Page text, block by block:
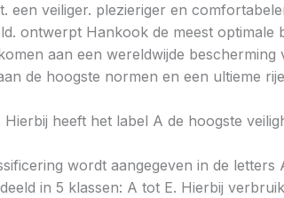
veiliger. plezieriger en
ontwerpt Hankook de meest optimale
aan een wereldwijde bescherming
de hoogste normen en een ultieme
heeft het label A de hoogste
wordt aangegeven in de letters
in 5 klassen: A tot E. Hierbij